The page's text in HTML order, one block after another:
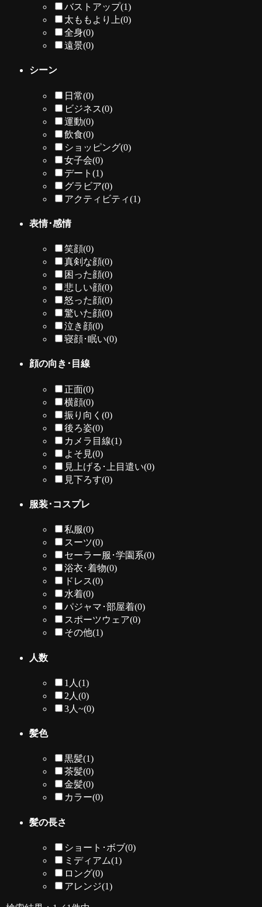
バストアップ(1)
太ももより上(0)
全身(0)
遠景(0)
シーン
日常(0)
ビジネス(0)
運動(0)
飲食(0)
ショッピング(0)
女子会(0)
デート(1)
グラビア(0)
アクティビティ(1)
表情･感情
笑顔(0)
真剣な顔(0)
困った顔(0)
悲しい顔(0)
怒った顔(0)
驚いた顔(0)
泣き顔(0)
寝顔･眠い(0)
顔の向き･目線
正面(0)
横顔(0)
振り向く(0)
後ろ姿(0)
カメラ目線(1)
よそ見(0)
見上げる･上目遣い(0)
見下ろす(0)
服装･コスプレ
私服(0)
スーツ(0)
セーラー服･学園系(0)
浴衣･着物(0)
ドレス(0)
水着(0)
パジャマ･部屋着(0)
スポーツウェア(0)
その他(1)
人数
1人(1)
2人(0)
3人~(0)
髪色
黒髪(1)
茶髪(0)
金髪(0)
カラー(0)
髪の長さ
ショート･ボブ(0)
ミディアム(1)
ロング(0)
アレンジ(1)